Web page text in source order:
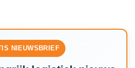
NIEUWSBRIEF